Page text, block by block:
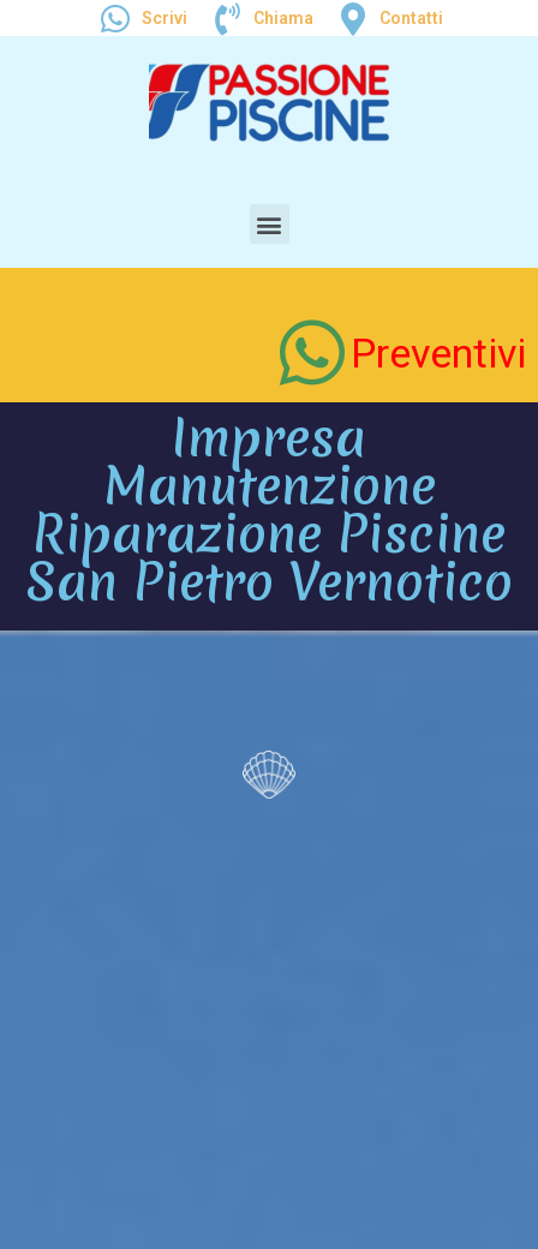
Scrivi Chiama Contatti
Preventivi
Impresa
Manutenzione
Riparazione Piscine
San Pietro Vernotico